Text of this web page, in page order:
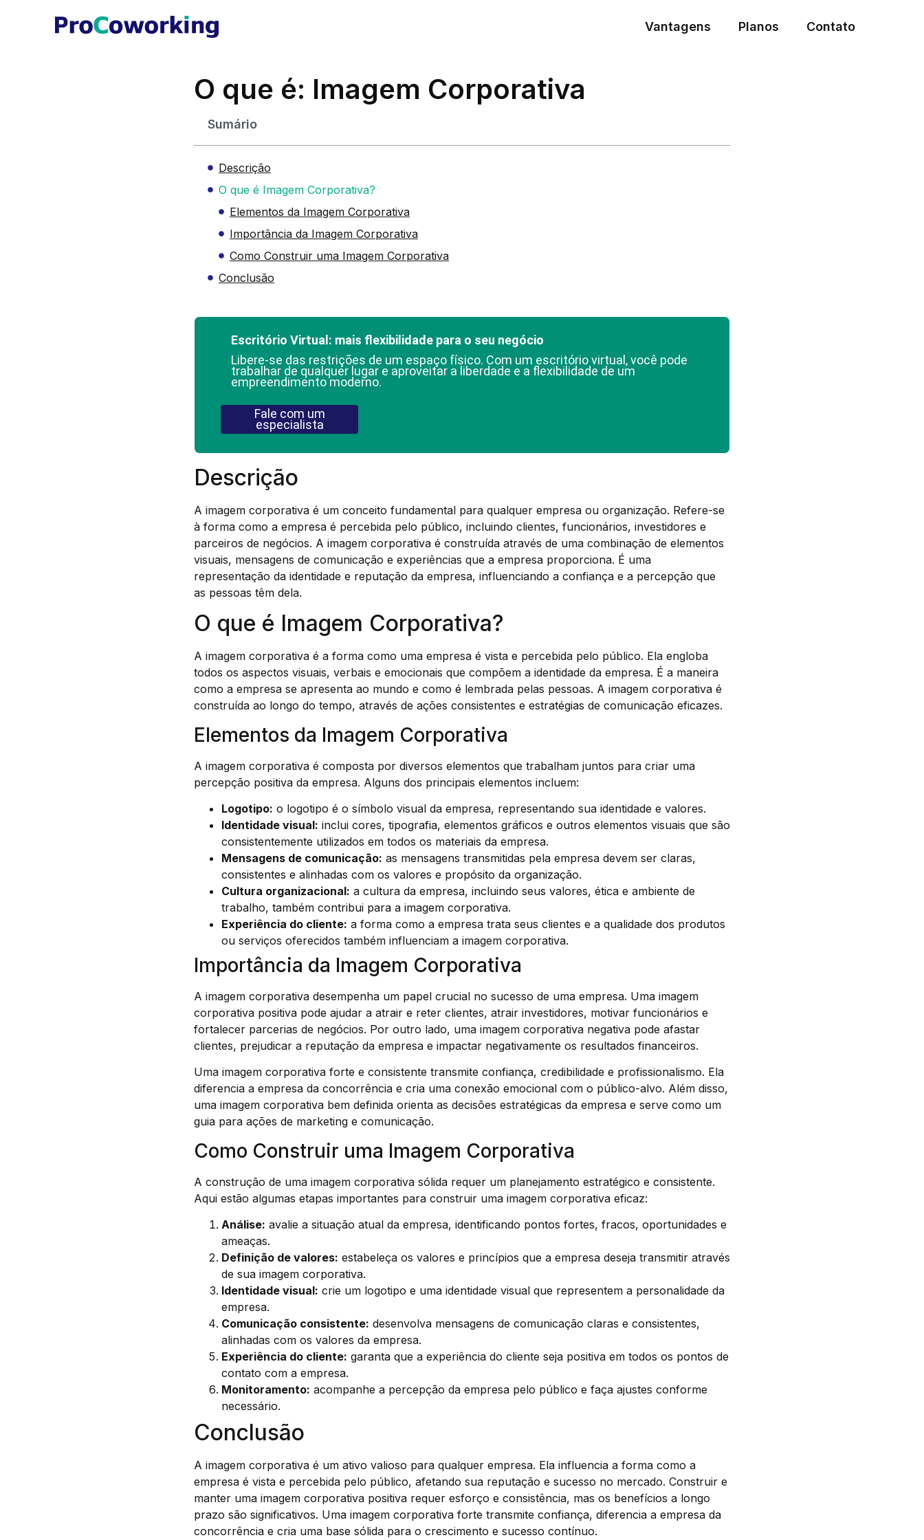
Vantagens Planos Contato
O que é: Imagem Corporativa
Sumário
Descrição
O que é Imagem Corporativa?
Elementos da Imagem Corporativa
Importância da Imagem Corporativa
Como Construir uma Imagem Corporativa
Conclusão
Escritório Virtual: mais flexibilidade para o seu negócio
Libere-se das restrições de um espaço físico. Com um escritório virtual, você pode
trabalhar de qualquer lugar e aproveitar a liberdade e a flexibilidade de um
empreendimento moderno.
Fale com um
especialista
Descrição
A imagem corporativa é um conceito fundamental para qualquer empresa ou organização. Refere-se
à forma como a empresa é percebida pelo público, incluindo clientes, funcionários, investidores e
parceiros de negócios. A imagem corporativa é construída através de uma combinação de elementos
visuais, mensagens de comunicação e experiências que a empresa proporciona. É uma
representação da identidade e reputação da empresa, influenciando a confiança e a percepção que
as pessoas têm dela.
O que é Imagem Corporativa?
A imagem corporativa é a forma como uma empresa é vista e percebida pelo público. Ela engloba
todos os aspectos visuais, verbais e emocionais que compõem a identidade da empresa. É a maneira
como a empresa se apresenta ao mundo e como é lembrada pelas pessoas. A imagem corporativa é
construída ao longo do tempo, através de ações consistentes e estratégias de comunicação eficazes.
Elementos da Imagem Corporativa
A imagem corporativa é composta por diversos elementos que trabalham juntos para criar uma
percepção positiva da empresa. Alguns dos principais elementos incluem:
Logotipo: o logotipo é o símbolo visual da empresa, representando sua identidade e valores.
Identidade visual: inclui cores, tipografia, elementos gráficos e outros elementos visuais que são
consistentemente utilizados em todos os materiais da empresa.
Mensagens de comunicação: as mensagens transmitidas pela empresa devem ser claras,
consistentes e alinhadas com os valores e propósito da organização.
Cultura organizacional: a cultura da empresa, incluindo seus valores, ética e ambiente de
trabalho, também contribui para a imagem corporativa.
Experiência do cliente: a forma como a empresa trata seus clientes e a qualidade dos produtos
ou serviços oferecidos também influenciam a imagem corporativa.
Importância da Imagem Corporativa
A imagem corporativa desempenha um papel crucial no sucesso de uma empresa. Uma imagem
corporativa positiva pode ajudar a atrair e reter clientes, atrair investidores, motivar funcionários e
fortalecer parcerias de negócios. Por outro lado, uma imagem corporativa negativa pode afastar
clientes, prejudicar a reputação da empresa e impactar negativamente os resultados financeiros.
Uma imagem corporativa forte e consistente transmite confiança, credibilidade e profissionalismo. Ela
diferencia a empresa da concorrência e cria uma conexão emocional com o público-alvo. Além disso,
uma imagem corporativa bem definida orienta as decisões estratégicas da empresa e serve como um
guia para ações de marketing e comunicação.
Como Construir uma Imagem Corporativa
A construção de uma imagem corporativa sólida requer um planejamento estratégico e consistente.
Aqui estão algumas etapas importantes para construir uma imagem corporativa eficaz:
Análise: avalie a situação atual da empresa, identificando pontos fortes, fracos, oportunidades e
ameaças.
Definição de valores: estabeleça os valores e princípios que a empresa deseja transmitir através
de sua imagem corporativa.
Identidade visual: crie um logotipo e uma identidade visual que representem a personalidade da
empresa.
Comunicação consistente: desenvolva mensagens de comunicação claras e consistentes,
alinhadas com os valores da empresa.
Experiência do cliente: garanta que a experiência do cliente seja positiva em todos os pontos de
contato com a empresa.
Monitoramento: acompanhe a percepção da empresa pelo público e faça ajustes conforme
necessário.
Conclusão
A imagem corporativa é um ativo valioso para qualquer empresa. Ela influencia a forma como a
empresa é vista e percebida pelo público, afetando sua reputação e sucesso no mercado. Construir e
manter uma imagem corporativa positiva requer esforço e consistência, mas os benefícios a longo
prazo são significativos. Uma imagem corporativa forte transmite confiança, diferencia a empresa da
concorrência e cria uma base sólida para o crescimento e sucesso contínuo.